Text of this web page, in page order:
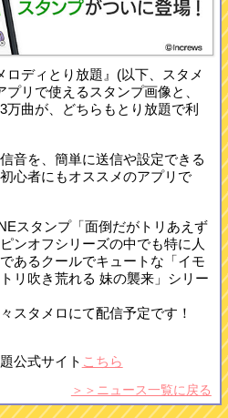
ディとり放題』(以下、スタメ
リで使えるスタンプ画像と、
曲が、どちらもとり放題で利
音を、簡単に送信や設定できる
心者にもオススメのアプリで
スタンプ「面倒だがトリあえず
ンオフシリーズの中でも特に人
あるクールでキュートな「イモ
リ吹き荒れる 妹の襲来」シリー
スタメロにて配信予定です！
公式サイト こちら
＞＞ニュース一覧に戻る